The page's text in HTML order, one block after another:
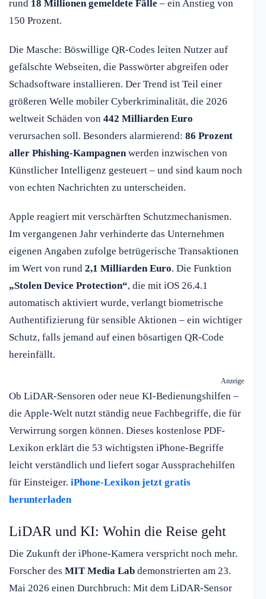
rund 18 Millionen gemeldete Fälle – ein Anstieg von
150 Prozent.
Die Masche: Böswillige QR-Codes leiten Nutzer auf
gefälschte Webseiten, die Passwörter abgreifen oder
Schadsoftware installieren. Der Trend ist Teil einer
größeren Welle mobiler Cyberkriminalität, die 2026
weltweit Schäden von 442 Milliarden Euro
verursachen soll. Besonders alarmierend: 86 Prozent
aller Phishing-Kampagnenwerden inzwischen von
Künstlicher Intelligenz gesteuert – und sind kaum noch
von echten Nachrichten zu unterscheiden.
Apple reagiert mit verschärften Schutzmechanismen.
Im vergangenen Jahr verhinderte das Unternehmen
eigenen Angaben zufolge betrügerische Transaktionen
im Wert von rund 2,1 Milliarden Euro. Die Funktion
„Stolen Device Protection“, die mit iOS 26.4.1
automatisch aktiviert wurde, verlangt biometrische
Authentifizierung für sensible Aktionen – ein wichtiger
Schutz, falls jemand auf einen bösartigen QR-Code
hereinfällt.
Anzeige
Ob LiDAR-Sensoren oder neue KI-Bedienungshilfen –
die Apple-Welt nutzt ständig neue Fachbegriffe, die für
Verwirrung sorgen können. Dieses kostenlose PDF-
Lexikon erklärt die 53 wichtigsten iPhone-Begriffe
leicht verständlich und liefert sogar Aussprachehilfen
für Einsteiger. iPhone-Lexikon jetzt gratis
herunterladen
LiDAR und KI: Wohin die Reise geht
Die Zukunft der iPhone-Kamera verspricht noch mehr.
Forscher des MIT Media Lab demonstrierten am 23.
Mai 2026 einen Durchbruch: Mit dem LiDAR-Sensor